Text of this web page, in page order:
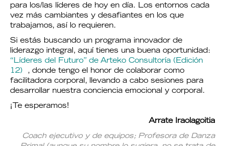
para los/las líderes de hoy en día. Los entornos cada
vez más cambiantes y desafiantes en los que
trabajamos, así lo requieren.
Si estás buscando un programa innovador de
liderazgo integral, aquí tienes una buena oportunidad:
“Líderes del Futuro” de Arteko Consultoría (Edición
12)
, donde tengo el honor de colaborar como
facilitadora corporal, llevando a cabo sesiones para
desarrollar nuestra conciencia emocional y corporal.
¡Te esperamos!
Arrate Iraolagoitia
Coach ejecutivo y de equipos; Profesora de Danza